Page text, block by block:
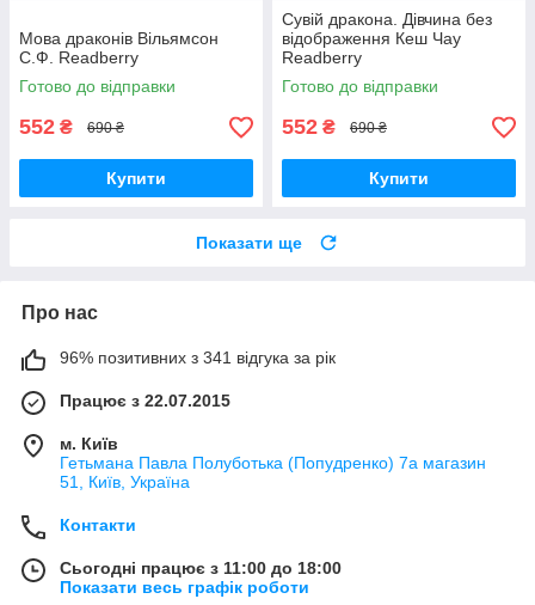
Мова драконів Вільямсон
С.Ф. Readberry
Готово до відправки
552 ₴ 690 ₴
Купити
Сувій дракона. Дівчина без
відображення Кеш Чау
Readberry
Готово до відправки
552 ₴ 690 ₴
Купити
Показати ще
Про нас
96% позитивних з 341 відгука за рік
Працює з 22.07.2015
м. Київ
Гетьмана Павла Полуботька (Попудренко) 7а магазин
51, Київ, Україна
Контакти
Сьогодні працює з 11:00 до 18:00
Показати весь графік роботи